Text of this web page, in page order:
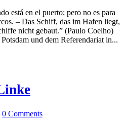
está en el puerto; pero no es para
– Das Schiff, das im Hafen liegt,
nicht gebaut.” (Paulo Coelho)
und dem Referendariat in...
0 Comments